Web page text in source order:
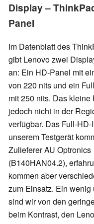
Display –
Panel
Im Datenblatt des
gibt Lenovo zwei
an: Ein HD-Panel mit
von 220 nits und ein
mit 250 nits. Das kleine
jedoch nicht in der
verfügbar. Das Full-
unserem Testgerät
Zulieferer AU Optronics
(B140HAN04.2),
kommen aber
zum Einsatz. Ein wenig
sind wir von den
beim Kontrast, den